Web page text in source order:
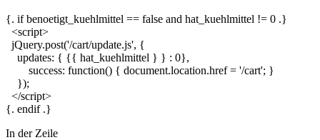
{. if benoetigt_kuehlmittel == false and hat_kuehlmittel != 0 .}
<script>
jQuery.post('/cart/update.js', {
updates: { {{ hat_kuehlmittel } } : 0},
success: function() { document.location.href = '/cart'; }
});
</script>
{. endif .}
In der Zeile